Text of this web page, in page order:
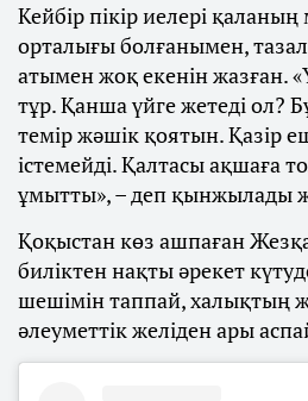
Кейбір пікір иелері
орталығы болғанымен,
атымен жоқ екенін жазған.
тұр. Қанша үйге жетеді ол?
темір жәшік қоятын. Қазір
істемейді. Қалтасы ақшаға
ұмытты», – деп қынжылады
Қоқыстан көз ашпаған
биліктен нақты әрекет
шешімін таппай, халықтың
әлеуметтік желіден ары